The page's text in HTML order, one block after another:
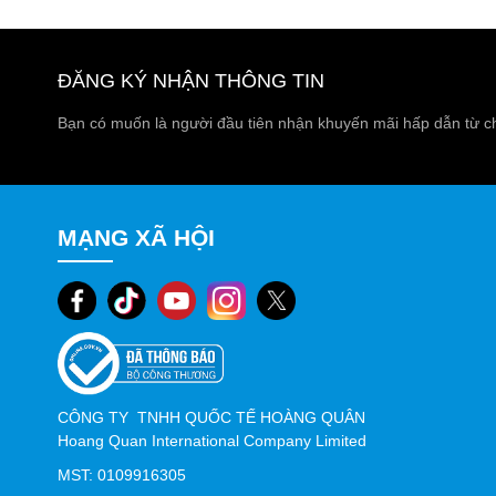
Các thiết bị điện tử, máy móc công nghiệp.
Ô tô, xe máy và phụ kiện cơ khí.
Quà tặng, sản phẩm thương hiệu cần tạo điểm
Lợi ích khi sử dụng sản phẩm
Khả năng chống chịu môi trường khắc nghiệt, tuổi
Dễ dàng gia công với nhiều mẫu mã, kích thước
ĐĂNG KÝ NHẬN THÔNG TIN
Bạn có muốn là người đầu tiên nhận khuyến mãi hấp dẫn từ
MẠNG XÃ HỘI
CÔNG TY TNHH QUỐC TẾ HOÀNG QUÂN
Hoang Quan International Company Limited
MST: 0109916305